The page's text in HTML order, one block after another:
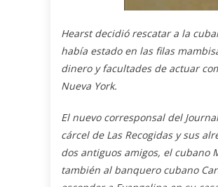
Hearst decidió rescatar a la
había estado en las filas
dinero y facultades de actuar
Nueva York.
El nuevo corresponsal del
cárcel de Las Recogidas y sus
dos antiguos amigos, el cubano
también al banquero cubano